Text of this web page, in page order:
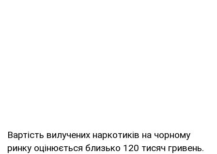
Вартість вилучених наркотиків на чорному
ринку оцінюється близько 120 тисяч гривень.